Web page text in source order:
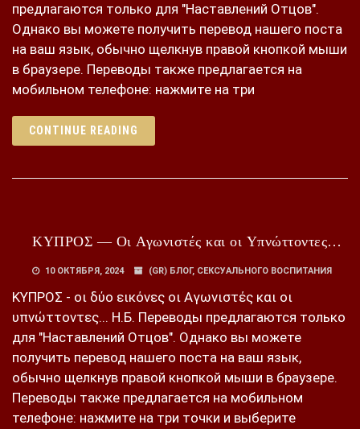
предлагаются только для "Наставлений Отцов".
Однако вы можете получить перевод нашего поста
на ваш язык, обычно щелкнув правой кнопкой мыши
в браузере. Переводы также предлагается на
мобильном телефоне: нажмите на три
CONTINUE READING
ΚΥΠΡΟΣ — Οι Αγωνιστές και οι Υπνώττοντες…
10 ОКТЯБРЯ, 2024 (GR) БЛОГ, СЕКСУАЛЬНОГО ВОСПИТАНИЯ
ΚΥΠΡΟΣ - οι δύο εικόνες οι Αγωνιστές και οι
υπνώττοντες... Н.Б. Переводы предлагаются только
для "Наставлений Отцов". Однако вы можете
получить перевод нашего поста на ваш язык,
обычно щелкнув правой кнопкой мыши в браузере.
Переводы также предлагается на мобильном
телефоне: нажмите на три точки и выберите